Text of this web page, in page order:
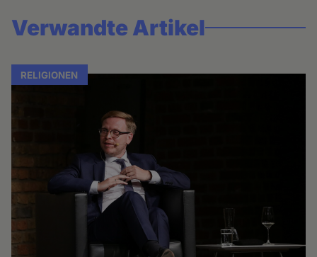
Verwandte Artikel
RELIGIONEN